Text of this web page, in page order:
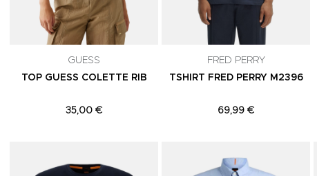
GUESS
TOP GUESS COLETTE RIB
35,00 €
FRED PERRY
TSHIRT FRED PERRY M2396
69,99 €